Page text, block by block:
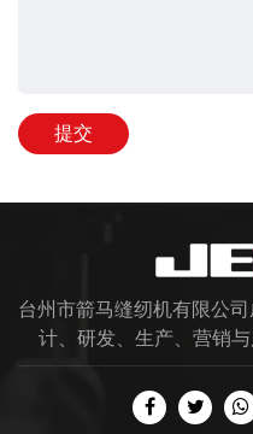
台州市箭马缝纫机有限公
计、研发、生产、营销